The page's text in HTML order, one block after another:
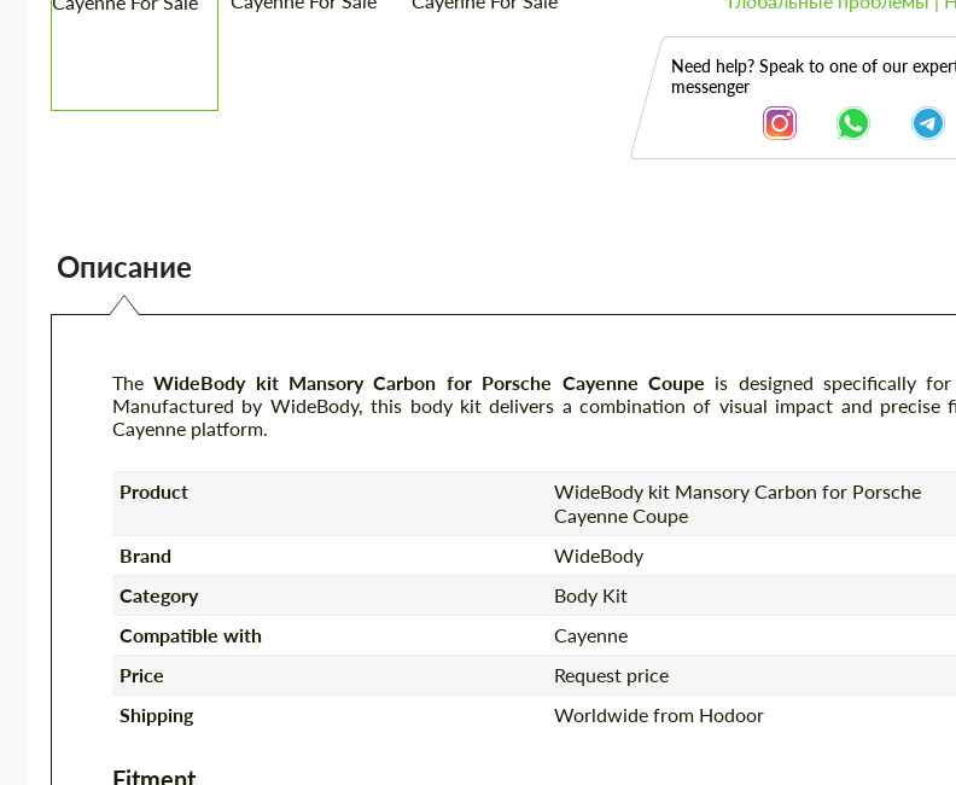
Need help? Speak to one of our
messenger
Описание
TheWideBody kit Mansory Carbon for Porsche Cayenne Coupe is designed specifically
Manufactured by WideBody, this body kit delivers a combination of visual impact and precise
Cayenne platform.
Product
WideBody kit Mansory Carbon for Porsche
Cayenne Coupe
Brand
WideBody
Category
Body Kit
Compatible with
Cayenne
Price
Request price
Shipping
Worldwide from Hodoor
Fitment